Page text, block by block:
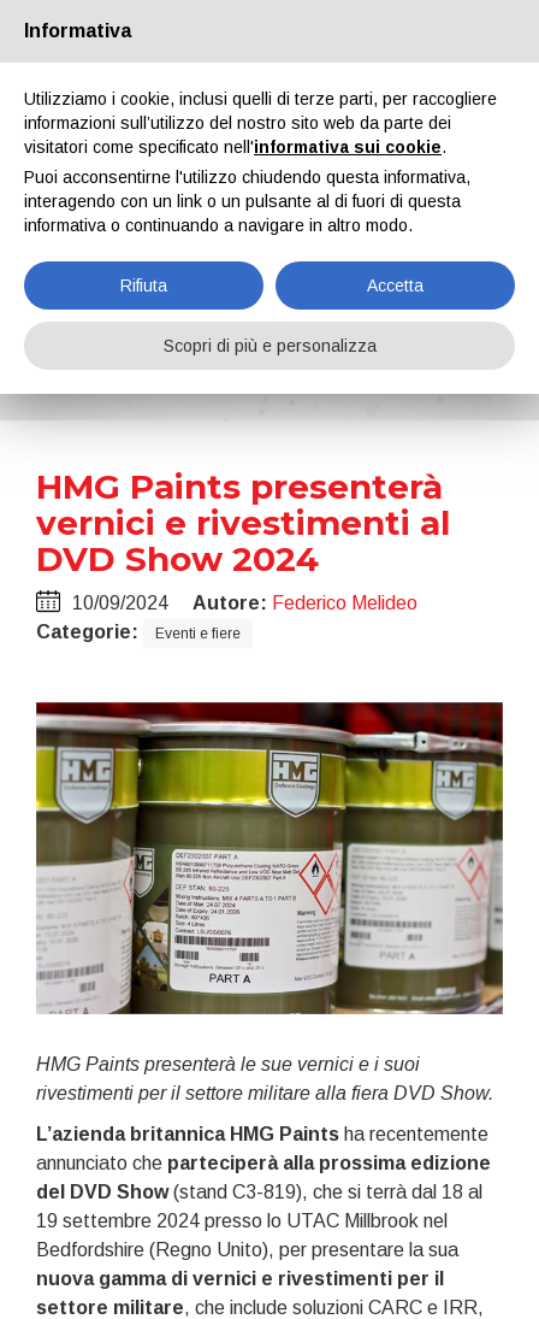
Chi siamo Partners Contatti Area riservata
News
Home Notizie HMG Paints presenterà vernici e rivestimenti al DVD Show 2024
HMG Paints presenterà
vernici e rivestimenti al
DVD Show 2024
10/09/2024 Autore: Federico Melideo
Categorie:
Eventi e fiere
HMG Paints presenterà le sue vernici e i suoi
rivestimenti per il settore militare alla fiera DVD Show.
L’azienda britannica HMG Paints ha recentemente
annunciato che parteciperà alla prossima edizione
del DVD Show(stand C3-819), che si terrà dal 18 al
19 settembre 2024 presso lo UTAC Millbrook nel
Bedfordshire (Regno Unito), per presentare la sua
nuova gamma di vernici e rivestimenti per il
settore militare, che include soluzioni CARC e IRR,
Informativa
Utilizziamo i cookie, inclusi quelli di terze parti, per raccogliere
informazioni sull’utilizzo del nostro sito web da parte dei
visitatori come specificato nell'informativa sui cookie.
Puoi acconsentirne l'utilizzo chiudendo questa informativa,
interagendo con un link o un pulsante al di fuori di questa
informativa o continuando a navigare in altro modo.
Rifiuta Accetta
Scopri di più e personalizza